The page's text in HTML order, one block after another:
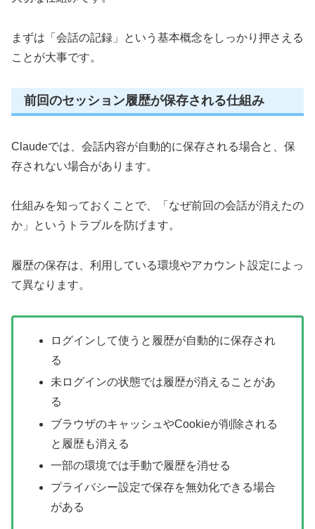
まずは「会話の記録」という基本概念をしっかり押さえる
ことが大事です。
前回のセッション履歴が保存される仕組み
Claudeでは、会話内容が自動的に保存される場合と、保
存されない場合があります。
仕組みを知っておくことで、「なぜ前回の会話が消えたの
か」というトラブルを防げます。
履歴の保存は、利用している環境やアカウント設定によっ
て異なります。
ログインして使うと履歴が自動的に保存され
る
未ログインの状態では履歴が消えることがあ
る
ブラウザのキャッシュやCookieが削除される
と履歴も消える
一部の環境では手動で履歴を消せる
プライバシー設定で保存を無効化できる場合
がある